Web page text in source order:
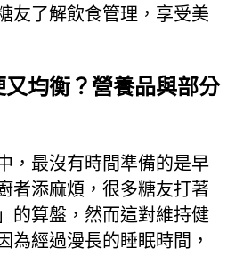
友了解飲食管理，享受美
均衡？營養品與部分
，最沒有時間準備的是早
者添麻煩，很多糖友打著
的算盤，然而這對維持健
為經過漫長的睡眠時間，